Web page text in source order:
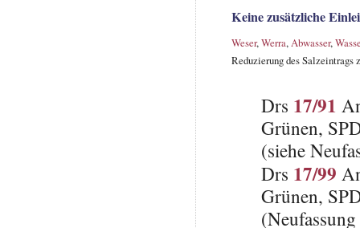
Keine zusätzliche
Weser,Werra,Abwasser,
Reduzierung des Salzeintrags
Drs 17/91
Grünen,
(siehe
Drs 17/99
Grünen,